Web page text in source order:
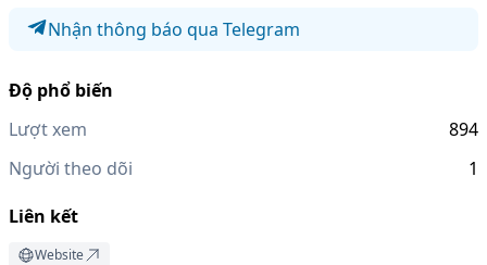
Nhận thông báo qua Telegram
Độ phổ biến
Lượt xem
894
Người theo dõi
1
Liên kết
Website